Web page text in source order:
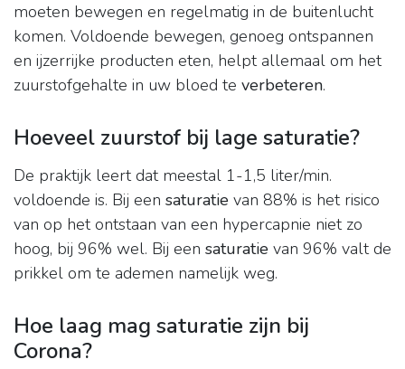
moeten bewegen en regelmatig in de buitenlucht
komen. Voldoende bewegen, genoeg ontspannen
en ijzerrijke producten eten, helpt allemaal om het
zuurstofgehalte in uw bloed te verbeteren.
Hoeveel zuurstof bij lage saturatie?
De praktijk leert dat meestal 1-1,5 liter/min.
voldoende is. Bij een saturatie van 88% is het risico
van op het ontstaan van een hypercapnie niet zo
hoog, bij 96% wel. Bij een saturatie van 96% valt de
prikkel om te ademen namelijk weg.
Hoe laag mag saturatie zijn bij
Corona?